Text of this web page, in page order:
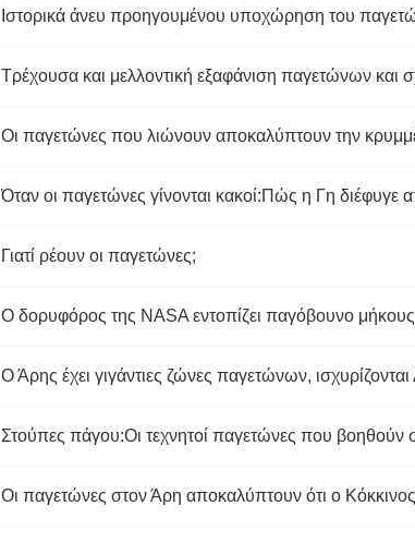
Ιστορικά άνευ προηγουμένου υποχώρηση του
Τρέχουσα και μελλοντική εξαφάνιση παγετώνων και
Όταν οι παγετώνες γίνονται κακοί:Πώς η Γη
Γιατί ρέουν οι παγετώνες;
Ο Άρης έχει γιγάντιες ζώνες παγετώνων, ισχυρίζονται